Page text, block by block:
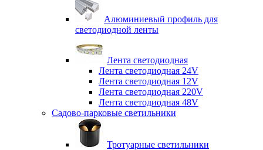
Алюминиевый профиль для
светодиодной ленты
Лента светодиодная
Лента светодиодная 24V
Лента светодиодная 12V
Лента светодиодная 220V
Лента светодиодная 48V
Садово-парковые светильники
Тротуарные светильники